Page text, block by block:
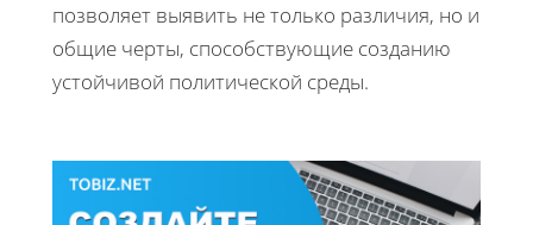
позволяет выявить не только различия, но и
общие черты, способствующие созданию
устойчивой политической среды.